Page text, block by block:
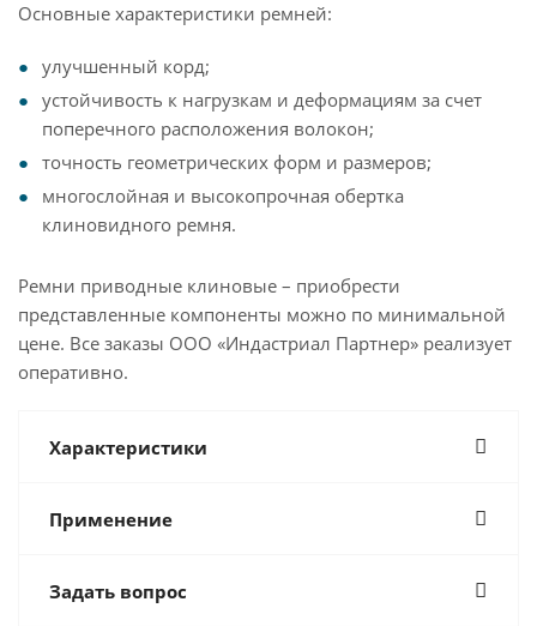
Основные характеристики ремней:
улучшенный корд;
устойчивость к нагрузкам и деформациям за счет
поперечного расположения волокон;
точность геометрических форм и размеров;
многослойная и высокопрочная обертка
клиновидного ремня.
Ремни приводные клиновые – приобрести
представленные компоненты можно по минимальной
цене. Все заказы ООО «Индастриал Партнер» реализует
оперативно.
Характеристики
Применение
Задать вопрос